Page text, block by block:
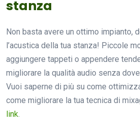
stanza
Non basta avere un ottimo impianto,
l’acustica della tua stanza! Piccole
aggiungere tappeti o appendere
migliorare la qualità audio senza
Vuoi saperne di più su come
come migliorare la tua tecnica di
link.